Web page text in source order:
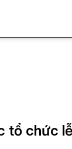
tổ chức